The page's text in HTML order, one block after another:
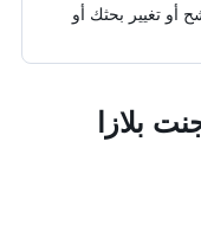
أو تغيير بحثك أو
بلازا